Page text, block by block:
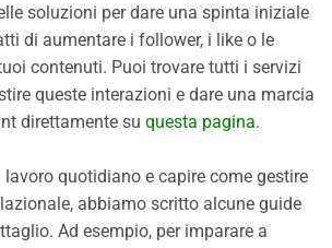
soluzioni per dare una spinta iniziale
di aumentare i follower, i like o le
contenuti. Puoi trovare tutti i servizi
queste interazioni e dare una marcia
direttamente su questa pagina.
quotidiano e capire come gestire
abbiamo scritto alcune guide
Ad esempio, per imparare a